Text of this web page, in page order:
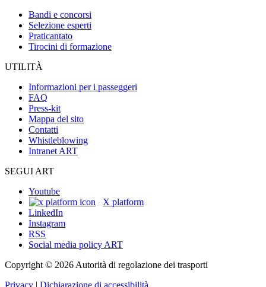
Bandi e concorsi
Selezione esperti
Praticantato
Tirocini di formazione
UTILITÀ
Informazioni per i passeggeri
FAQ
Press-kit
Mappa del sito
Contatti
Whistleblowing
Intranet ART
SEGUI ART
Youtube
X platform
LinkedIn
Instagram
RSS
Social media policy ART
Copyright © 2026 Autorità di regolazione dei trasporti
Privacy | Dichiarazione di accessibilità